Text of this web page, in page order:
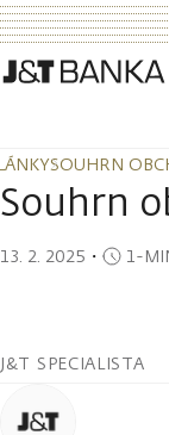
SOUHRN
SOUHRN
Souhrn
13. 2. 2025 ・ 1-
J&T SPECIALISTA